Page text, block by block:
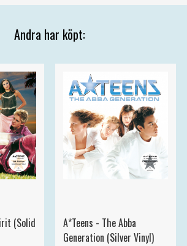
Andra har köpt:
(Solid
A*Teens - The Abba
Generation (Silver Vinyl)